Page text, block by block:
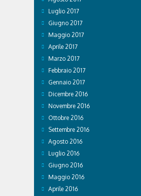
Luglio 2017
Giugno 2017
Maggio 2017
Aprile 2017
Marzo 2017
Febbraio 2017
Gennaio 2017
Dicembre 2016
Novembre 2016
Ottobre 2016
Settembre 2016
Agosto 2016
Luglio 2016
Giugno 2016
Maggio 2016
Aprile 2016